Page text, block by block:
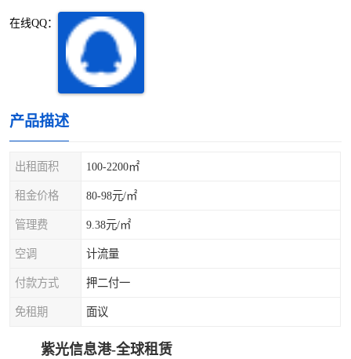
在线QQ：
产品描述
出租面积 100-2200㎡
租金价格 80-98元/㎡
管理费 9.38元/㎡
空调 计流量
付款方式 押二付一
免租期 面议
紫光信息港-全球租赁
蛇口
宝安西乡
龙华观澜